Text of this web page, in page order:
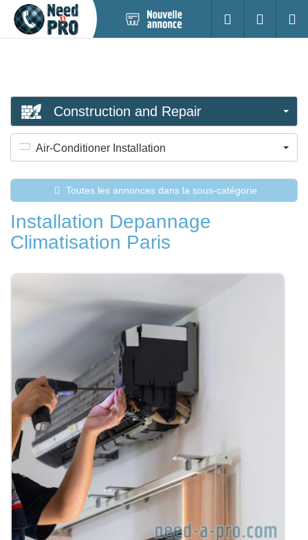
annonce
S'identifier
Construction and Repair
Air-Conditioner Installation
Toutes les annonces dans la sous-catégorie
Installation Depannage
Climatisation Paris